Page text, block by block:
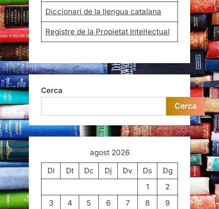
Diccionari de la llengua catalana
Registre de la Propietat Intel·lectual
Cerca
Cerca
agost 2026
Dl
Dt Dc Dj Dv Ds
Dg
1
2
3
4 5 6 7 8
9